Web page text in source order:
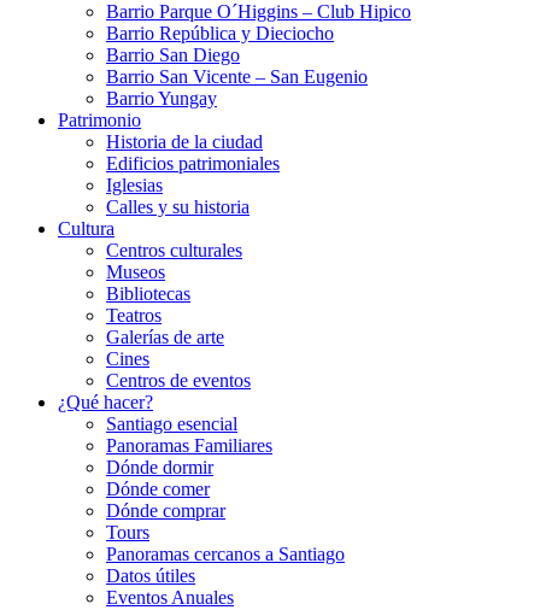
Barrio Parque O´Higgins – Club Hipico
Barrio República y Dieciocho
Barrio San Diego
Barrio San Vicente – San Eugenio
Barrio Yungay
Patrimonio
Historia de la ciudad
Edificios patrimoniales
Iglesias
Calles y su historia
Cultura
Centros culturales
Museos
Bibliotecas
Teatros
Galerí­as de arte
Cines
Centros de eventos
¿Qué hacer?
Santiago esencial
Panoramas Familiares
Dónde dormir
Dónde comer
Dónde comprar
Tours
Panoramas cercanos a Santiago
Datos útiles
Eventos Anuales